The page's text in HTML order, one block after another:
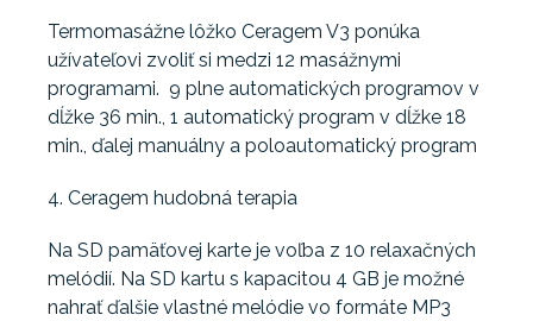
Termomasážne lôžko Ceragem V3 ponúka
užívateľovi zvoliť si medzi 12 masážnymi
programami. 9 plne automatických programov v
dĺžke 36 min., 1 automatický program v dĺžke 18
min., ďalej manuálny a poloautomatický program
4. Ceragem hudobná terapia
Na SD pamäťovej karte je voľba z 10 relaxačných
melódií. Na SD kartu s kapacitou 4 GB je možné
nahrať ďalšie vlastné melódie vo formáte MP3